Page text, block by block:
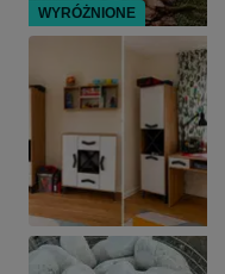
WYRÓŻNIONE